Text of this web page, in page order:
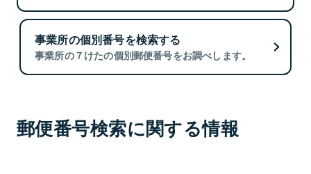
事業所の個別番号を検索する
事業所の７けたの個別郵便番号をお調べします。
郵便番号検索に関する情報